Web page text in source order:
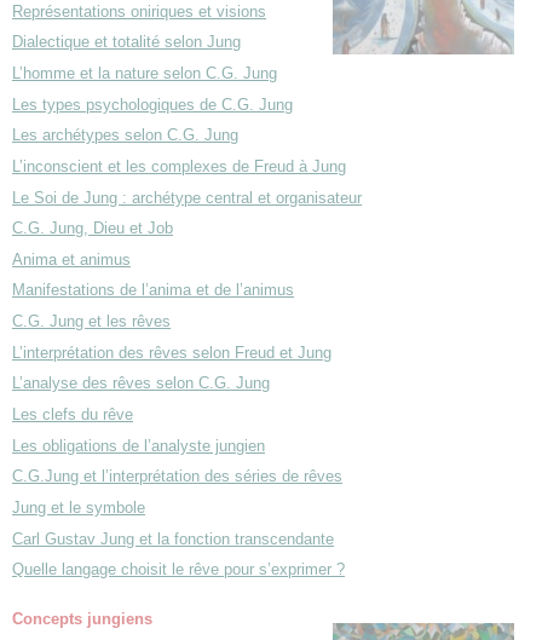
Représentations oniriques et visions
Dialectique et totalité selon Jung
L’homme et la nature selon C.G. Jung
Les types psychologiques de C.G. Jung
Les archétypes selon C.G. Jung
L’inconscient et les complexes de Freud à Jung
Le Soi de Jung : archétype central et organisateur
C.G. Jung, Dieu et Job
Anima et animus
Manifestations de l’anima et de l’animus
C.G. Jung et les rêves
L’interprétation des rêves selon Freud et Jung
L’analyse des rêves selon C.G. Jung
Les clefs du rêve
Les obligations de l’analyste jungien
C.G.Jung et l’interprétation des séries de rêves
Jung et le symbole
Carl Gustav Jung et la fonction transcendante
Quelle langage choisit le rêve pour s’exprimer ?
Concepts jungiens